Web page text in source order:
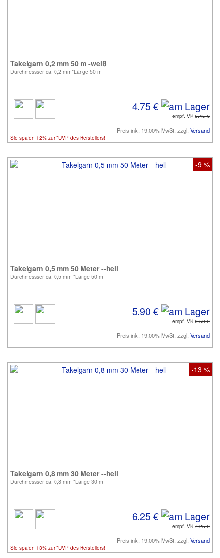
Takelgarn 0,2 mm 50 m -weiß
Durchmessser ca. 0,2 mm*Länge 50 m
4.75 €
empf. VK 5.45 €
Preis inkl. 19.00% MwSt. zzgl. Versand
Sie sparen 12% zur *UVP des Herstellers!
-9 %
Takelgarn 0,5 mm 50 Meter --hell
Durchmessser ca. 0,5 mm *Länge 50 m
5.90 €
empf. VK 6.50 €
Preis inkl. 19.00% MwSt. zzgl. Versand
-13 %
Takelgarn 0,8 mm 30 Meter --hell
Durchmessser ca. 0,8 mm *Länge 30 m
6.25 €
empf. VK 7.25 €
Preis inkl. 19.00% MwSt. zzgl. Versand
Sie sparen 13% zur *UVP des Herstellers!